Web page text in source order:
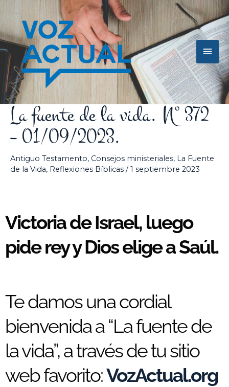
contenido
La fuente de la vida. Nº 372
– 01/09/2023.
Antiguo Testamento, Consejos ministeriales, La Fuente
de la Vida, Reflexiones Bíblicas /1 septiembre 2023
Victoria de Israel, luego
pide rey y Dios elige a Saúl.
Te damos una cordial
bienvenida a “La fuente de
la vida”, a través de tu sitio
web favorito:VozActual.org